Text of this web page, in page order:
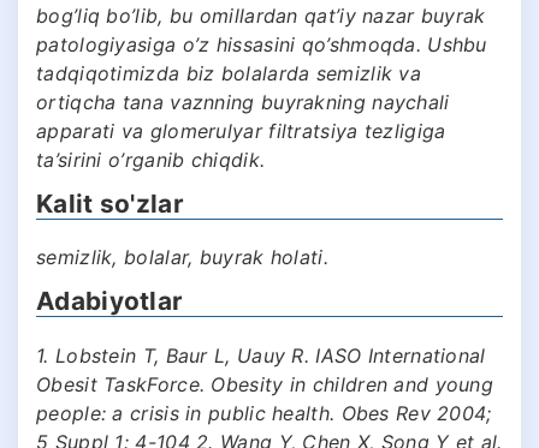
bog’liq bo’lib, bu omillardan qat’iy nazar buyrak
patologiyasiga o’z hissasini qo’shmoqda. Ushbu
tadqiqotimizda biz bolalarda semizlik va
ortiqcha tana vaznning buyrakning naychali
apparati va glomerulyar filtratsiya tezligiga
ta’sirini o’rganib chiqdik.
Kalit so'zlar
semizlik, bolalar, buyrak holati.
Adabiyotlar
1. Lobstein T, Baur L, Uauy R. IASO International
Obesit TaskForce. Obesity in children and young
people: a crisis in public health. Obes Rev 2004;
5 Suppl 1: 4-104 2. Wang Y, Chen X, Song Y et al.